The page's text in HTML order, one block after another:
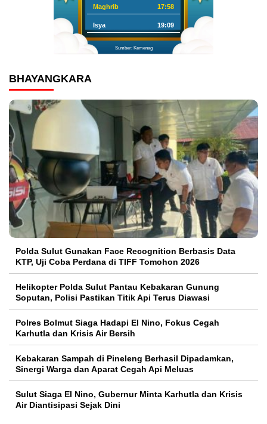
Maghrib 17:58
Isya 19:09
Sumber: Kemenag
BHAYANGKARA
Polda Sulut Gunakan Face Recognition Berbasis Data
KTP, Uji Coba Perdana di TIFF Tomohon 2026
Helikopter Polda Sulut Pantau Kebakaran Gunung
Soputan, Polisi Pastikan Titik Api Terus Diawasi
Polres Bolmut Siaga Hadapi El Nino, Fokus Cegah
Karhutla dan Krisis Air Bersih
Kebakaran Sampah di Pineleng Berhasil Dipadamkan,
Sinergi Warga dan Aparat Cegah Api Meluas
Sulut Siaga El Nino, Gubernur Minta Karhutla dan Krisis
Air Diantisipasi Sejak Dini